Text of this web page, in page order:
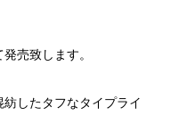
売致します。
したタフなタイプライ